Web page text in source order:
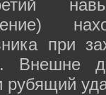
при
Внешне
рубящий